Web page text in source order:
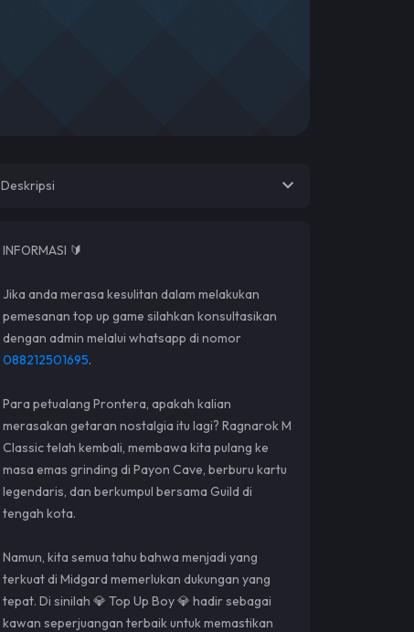
Deskripsi
INFORMASI 🔰
Jika anda merasa kesulitan dalam melakukan
pemesanan top up game silahkan konsultasikan
dengan admin melalui whatsapp di nomor
088212501695.
Para petualang Prontera, apakah kalian
merasakan getaran nostalgia itu lagi? Ragnarok M
Classic telah kembali, membawa kita pulang ke
masa emas grinding di Payon Cave, berburu kartu
legendaris, dan berkumpul bersama Guild di
tengah kota.
Namun, kita semua tahu bahwa menjadi yang
terkuat di Midgard memerlukan dukungan yang
tepat. Di sinilah 💎 Top Up Boy 💎 hadir sebagai
kawan seperjuangan terbaik untuk memastikan